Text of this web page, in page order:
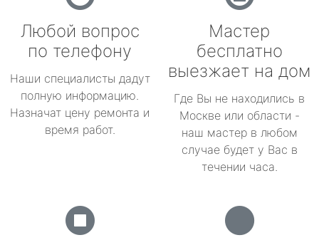
Любой вопрос
по телефону
Наши специалисты дадут
полную информацию.
Назначат цену ремонта и
время работ.
Мастер
бесплатно
выезжает на дом
Где Вы не находились в
Москве или области -
наш мастер в любом
случае будет у Вас в
течении часа.